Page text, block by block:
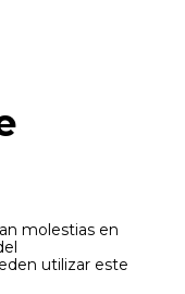
molestias en
utilizar este